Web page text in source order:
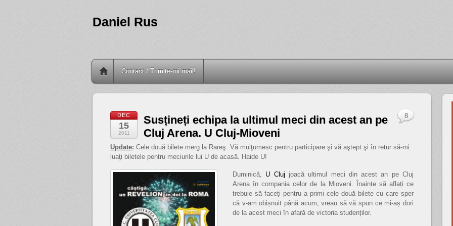
Daniel Rus
Contact / Trimite-mi mail!
DEC
15
2011
Susțineți echipa la ultimul meci din acest an pe
Cluj Arena. U Cluj-Mioveni
Update: Cele două bilete merg la Rareş. Vă mulţumesc pentru participare şi vă aştept şi în retur să-mi
luaţi biletele pentru meciurile lui U de acasă. Haide U!
Duminică, U Cluj joacă ultimul meci din acest an pe Cluj
Arena în compania celor de la Mioveni. Înainte să aflați ce
trebuie să faceți pentru a primi cele două bilete cu care sper
că v-am obișnuit până acum, vreau să vă spun ce mi-aș dori
de la acest meci în afară de victoria studenților.
8